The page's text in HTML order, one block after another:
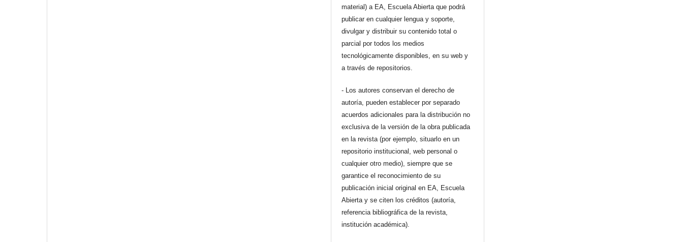
material) a EA, Escuela Abierta que podrá
publicar en cualquier lengua y soporte,
divulgar y distribuir su contenido total o
parcial por todos los medios
tecnológicamente disponibles, en su web y
a través de repositorios.
- Los autores conservan el derecho de
autoría, pueden establecer por separado
acuerdos adicionales para la distribución no
exclusiva de la versión de la obra publicada
en la revista (por ejemplo, situarlo en un
repositorio institucional, web personal o
cualquier otro medio), siempre que se
garantice el reconocimiento de su
publicación inicial original en EA, Escuela
Abierta y se citen los créditos (autoría,
referencia bibliográfica de la revista,
institución académica).